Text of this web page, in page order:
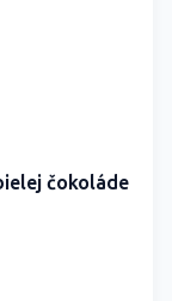
čokoláde